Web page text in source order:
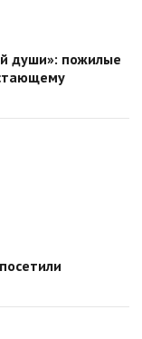
души»: пожилые